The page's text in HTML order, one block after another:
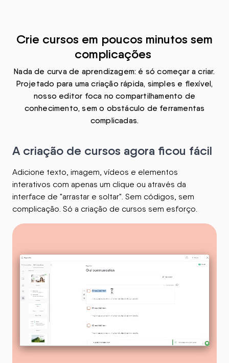
Crie cursos em poucos minutos sem
complicações
Nada de curva de aprendizagem: é só começar a criar.
Projetado para uma criação rápida, simples e flexível,
nosso editor foca no compartilhamento de
conhecimento, sem o obstáculo de ferramentas
complicadas.
A criação de cursos agora ficou fácil
Adicione texto, imagem, vídeos e elementos
interativos com apenas um clique ou através da
interface de "arrastar e soltar". Sem códigos, sem
complicação. Só a criação de cursos sem esforço.